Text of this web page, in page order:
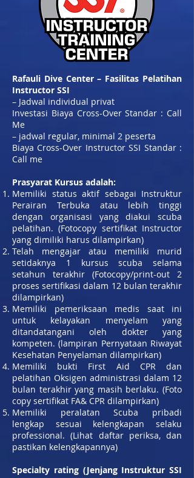
Rafauli Dive Center – Fasilitas Pelatihan
Instructor SSI
– Jadwal individual privat
Investasi Biaya Cross-Over Standar : Call
Me
– jadwal regular, minimal 2 peserta
Biaya Cross-Over Instructor SSI Standar :
Call me
Prasyarat Kursus adalah:
Memiliki status aktif sebagai Instruktur
Perairan Terbuka atau lebih tinggi
dengan organisasi yang diakui scuba
pelatihan. (Fotocopy sertifikat Instructor
yang dimiliki harus dilampirkan)
Telah mengajar atau memiliki murid
setidaknya 1 kursus scuba selama
setahun terakhir (Fotocopy/print-out 2
proses sertifikasi dalam 12 bulan terakhir
dilampirkan)
Memiliki pemeriksaan medis saat ini
untuk kelayakan menyelam yang
ditandatangani oleh dokter yang
kompeten. (lampiran Pernyataan Riwayat
Kesehatan Penyelaman dilampirkan)
Memiliki bukti First Aid CPR dan
pelatihan Oksigen administrasi dalam 12
bulan terakhir yang masih berlaku. (Foto
copy sertifikat FA& CPR dilampirkan)
Memiliki peralatan Scuba pribadi
lengkap sesuai kelengkapan selaku
professional. (Lihat daftar periksa, dan
pastikan kelengkapannya)
Specialty rating (Jenjang Instruktur SSI